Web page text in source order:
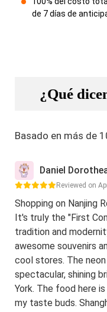
de 7 días de
¿Qué
Basado en más de
Daniel
Reviewed on
Shopping on Nanjing
It's truly the "First
tradition and
awesome souvenirs
cool stores. The
spectacular, shining
York. The food here
my taste buds.